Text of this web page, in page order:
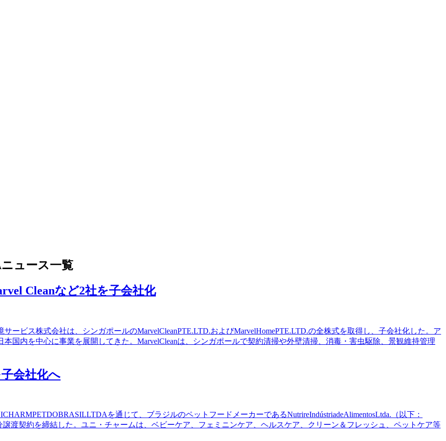
ュース一覧
Cleanなど2社を子会社化
ービス株式会社は、シンガポールのMarvelCleanPTE.LTD.およびMarvelHomePTE.LTD.の全株式を取得し、子会社化した。ア
国内を中心に事業を展開してきた。MarvelCleanは、シンガポールで契約清掃や外壁清掃、消毒・害虫駆除、景観維持管理
会社化へ
を通じて、ブラジルのペットフードメーカーであるNutrireIndústriadeAlimentosLtda.（以下：
渡契約を締結した。ユニ・チャームは、ベビーケア、フェミニンケア、ヘルスケア、クリーン＆フレッシュ、ペットケア等